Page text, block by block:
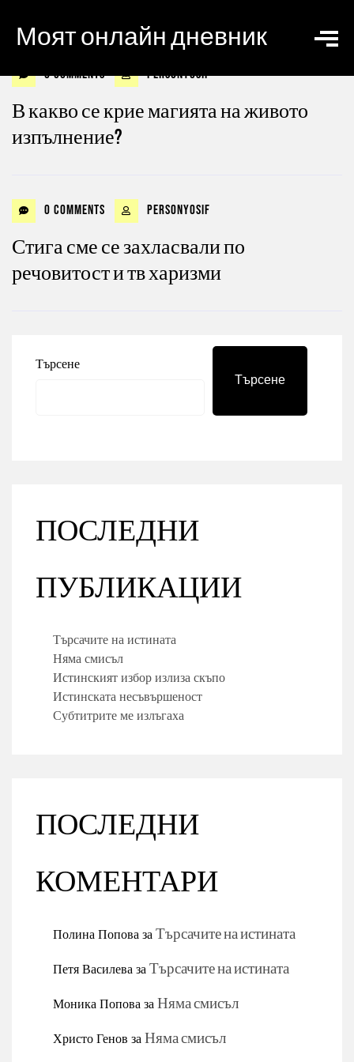
Моят онлайн дневник
0 Comments personyosif
В какво се крие магията на живото
изпълнение?
0 Comments personyosif
Стига сме се захласвали по
речовитост и тв харизми
Търсене
Търсене
ПОСЛЕДНИ
ПУБЛИКАЦИИ
Търсачите на истината
Няма смисъл
Истинският избор излиза скъпо
Истинската несъвършеност
Субтитрите ме излъгаха
ПОСЛЕДНИ
КОМЕНТАРИ
Полина ПоповазаТърсачите на истината
Петя ВасилевазаТърсачите на истината
Моника ПоповазаНяма смисъл
Христо ГеновзаНяма смисъл